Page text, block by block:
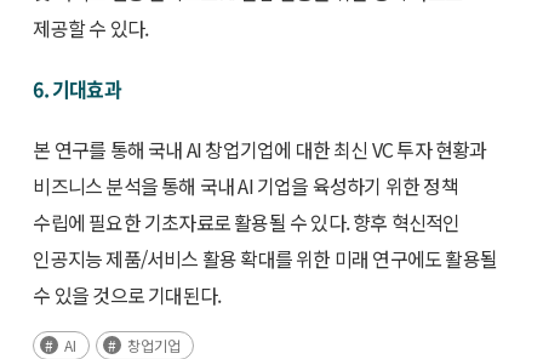
제공할 수 있다.
6. 기대효과
본 연구를 통해 국내 AI 창업기업에 대한 최신 VC 투자 현황과
비즈니스 분석을 통해 국내 AI 기업을 육성하기 위한 정책
수립에 필요한 기초자료로 활용될 수 있다. 향후 혁신적인
인공지능 제품/서비스 활용 확대를 위한 미래 연구에도 활용될
수 있을 것으로 기대된다.
AI 창업기업